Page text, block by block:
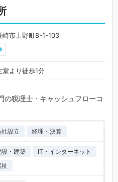
崎市上野町8-1-103
堂より徒歩1分
の税理士・キャッシュフローコ
社設立 経理・決算
設・建築
IT・インターネット